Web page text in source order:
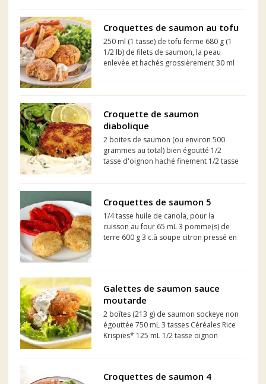
sel 1/4 c. à thé (1 ml) de poivre noir du
Croquettes de saumon au tofu
250 ml (1 tasse) de tofu ferme 680 g (1
1/2 lb) de filets de saumon, la peau
enlevée et hachés grossièrement 30 ml
gousses d'ail hachées grossièrement 1
Croquette de saumon
diabolique
2 boites de saumon (ou environ 500
grammes au total) bien égoutté 1/2
tasse d'oignon haché finement 1/2 tasse
mayonnaise 1 c. à table de moutarde de
table de capres...
Croquettes de saumon 5
1/4 tasse huile de canola, pour la
cuisson au four 65 mL 3 pomme(s) de
terre 600 g 3 c.à soupe citron pressé en
échalote(s), hachés finement 3/4 c...
Galettes de saumon sauce
moutarde
2 boîtes (213 g) de saumon sockeye non
égouttée 750 mL 3 tasses Céréales Rice
Krispies* 125 mL 1/2 tasse oignon
125 mL 1/2 tasse céleri finement haché 2
mL...
Croquettes de saumon 4